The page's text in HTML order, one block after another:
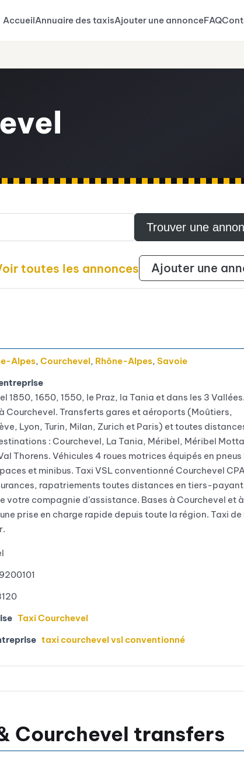
AccueilAnnuaire des taxisAjouter une annonceFAQ
toutes les annonces Ajouter une
Alpes, Courchevel, Rhône-Alpes, Savoie
1850, 1650, 1550, le Praz, la Tania et dans les 3 Vallées.
Courchevel. Transferts gares et aéroports (Moûtiers,
Lyon, Turin, Milan, Zurich et Paris) et toutes
: Courchevel, La Tania, Méribel, Méribel
Thorens. Véhicules 4 roues motrices équipés en pneus
et minibus. Taxi VSL conventionné Courchevel
rapatriements toutes distances en tiers-
votre compagnie d’assistance. Bases à Courchevel et à
prise en charge rapide depuis toute la région. Taxi de
Taxi Courchevel
taxi courchevel vsl conventionné
Courchevel transfers